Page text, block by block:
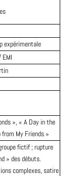
expérimentale
EMI
», « A Day in the
My Friends »
fictif ; rupture
» des débuts.
complexes, satire